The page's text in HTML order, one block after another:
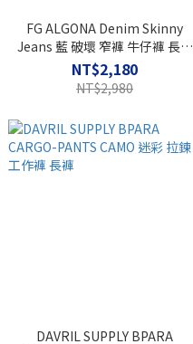
FG ALGONA Denim Skinny
Jeans 藍 破壞 窄褲 牛仔褲 長褲
LU-5
NT$2,180
NT$2,980
DAVRIL SUPPLY BPARA